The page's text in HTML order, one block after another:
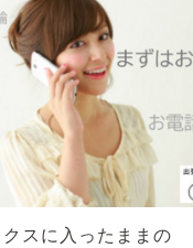
スに入ったままの